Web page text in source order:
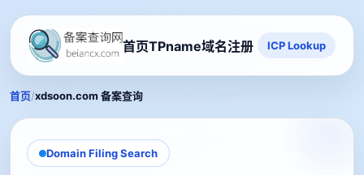
首页TPname域名注册 ICP Lookup
首页/xdsoon.com 备案查询
Domain Filing Search